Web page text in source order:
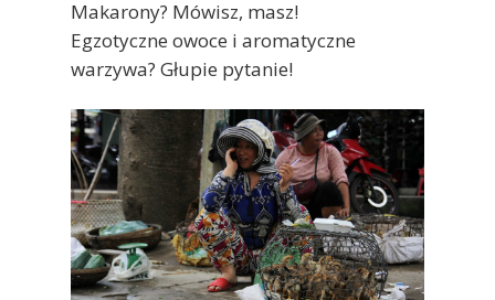
Makarony? Mówisz, masz!
Egzotyczne owoce i aromatyczne
warzywa? Głupie pytanie!